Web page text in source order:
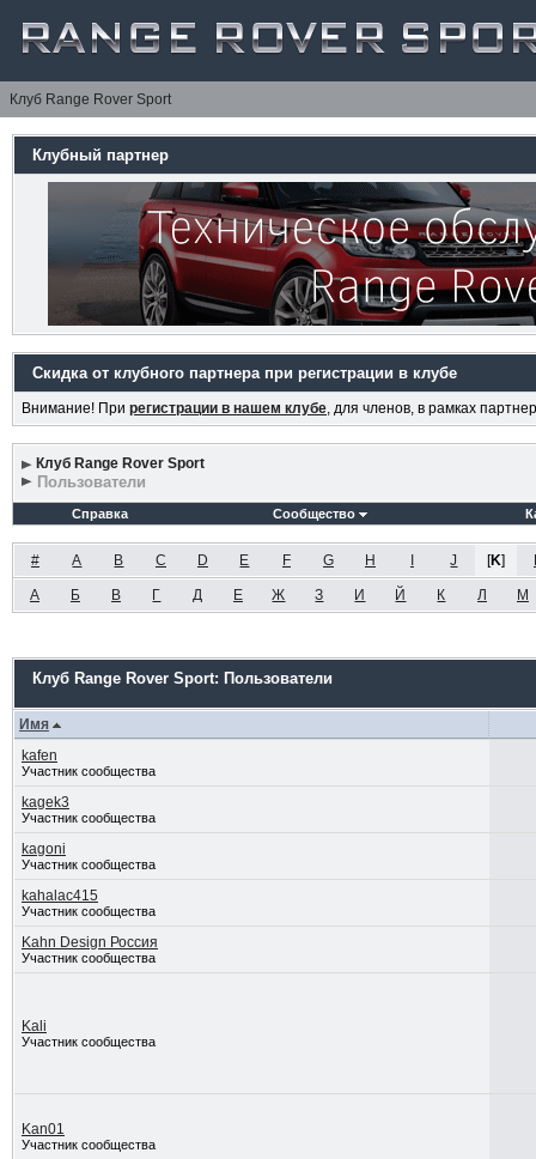
Клуб Range Rover Sport
Клубный партнер
Скидка от клубного партнера при регистрации в клубе
Внимание! При регистрации в нашем клубе, для членов, в рамках
Клуб Range Rover Sport
Пользователи
Справка Сообщество
# A B C D E F G H J [K]
А Б В Г Д Е Ж З И Й К Л М
Клуб Range Rover Sport: Пользователи
Имя
kafen
Участник сообщества
kagek3
Участник сообщества
kagoni
Участник сообщества
kahalac415
Участник сообщества
Kahn Design Россия
Участник сообщества
Kali
Участник сообщества
Kan01
Участник сообщества